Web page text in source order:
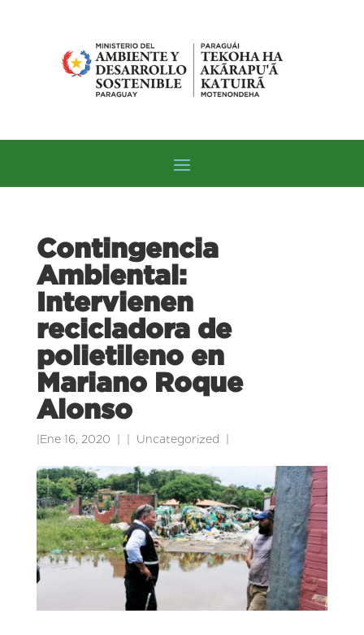
Contingencia
Ambiental:
Intervienen
recicladora de
polietileno en
Mariano Roque
Alonso
Ene 16, 2020 Uncategorized